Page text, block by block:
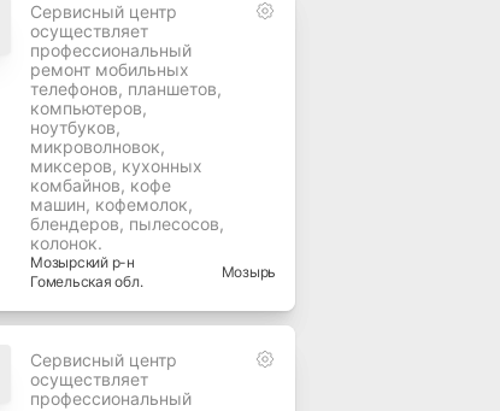
Сервисный центр
осуществляет
профессиональный
ремонт мобильных
телефонов, планшетов,
компьютеров,
ноутбуков,
микроволновок,
миксеров, кухонных
комбайнов, кофе
машин, кофемолок,
блендеров, пылесосов,
колонок.
Мозырскийр-н
Гомельская обл.
Мозырь
Сервисный центр
осуществляет
профессиональный